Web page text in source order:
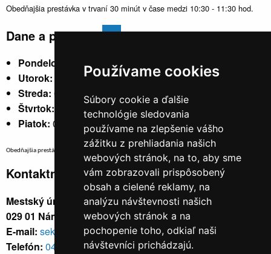
Používame cookies
Súbory cookie a ďalšie
technológie sledovania
používame na zlepšenie vášho
zážitku z prehliadania našich
webových stránok, na to, aby sme
vám zobrazovali prispôsobený
obsah a cielené reklamy, na
analýzu návštevnosti našich
webových stránok a na
pochopenie toho, odkiaľ naši
návštevníci prichádzajú.
Obedňajšia prestávka v trvaní 30 minút v čase medzi 10:30 - 11:30 hod.
Dane a poplatky
Pondelok:
07:30 - 15:30
Utorok:
nestránkový
Streda: 07:30 - 17:00
Štvrtok:
nestránkový
Piatok: 07:30 - 14:00
Obedňajšia prestávka v trvaní 30 minút v čase medzi 10:30 - 11:30 hod.
Kontaktné údaje
Mestský úrad, Cyrila a Metoda 329/6,
029 01 Námestovo
E-mail: sekretariat@namestovo.sk
Telefón: 043 5504711